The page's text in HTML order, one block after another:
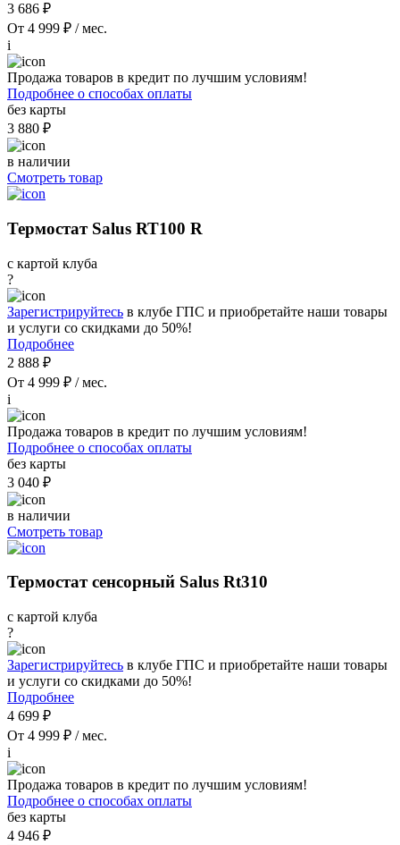
3 686 ₽
От 4 999 ₽ / мес.
i
Продажа товаров в кредит по лучшим условиям!
Подробнее о способах оплаты
без карты
3 880 ₽
в наличии
Смотреть товар
Термостат Salus RT100 R
с картой клуба
?
Зарегистрируйтесь в клубе ГПС и приобретайте наши товары
и услуги со скидками до 50%!
Подробнее
2 888 ₽
От 4 999 ₽ / мес.
i
Продажа товаров в кредит по лучшим условиям!
Подробнее о способах оплаты
без карты
3 040 ₽
в наличии
Смотреть товар
Термостат сенсорный Salus Rt310
с картой клуба
?
Зарегистрируйтесь в клубе ГПС и приобретайте наши товары
и услуги со скидками до 50%!
Подробнее
4 699 ₽
От 4 999 ₽ / мес.
i
Продажа товаров в кредит по лучшим условиям!
Подробнее о способах оплаты
без карты
4 946 ₽